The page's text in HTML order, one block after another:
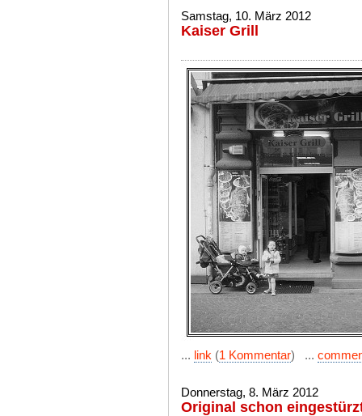
Samstag, 10. März 2012
Kaiser Grill
... link (1 Kommentar) ...
Donnerstag, 8. März 2012
Original schon